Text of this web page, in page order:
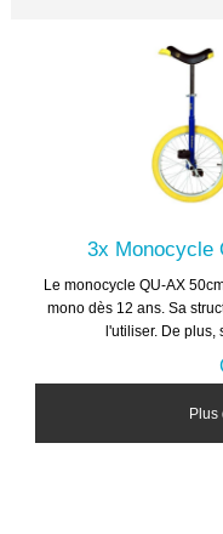
3x Monocycle
Le monocycle QU-AX
mono dès 12 ans. Sa
l'utiliser. De plus,
Plus